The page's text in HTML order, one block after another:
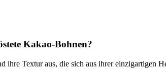
Kakao-Bohnen?
Textur aus, die sich aus ihrer einzigartigen